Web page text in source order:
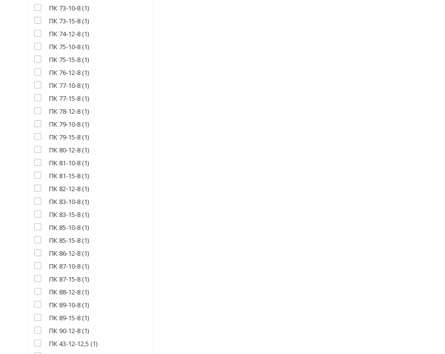
ПК 73-10-8 (1)
ПК 73-15-8 (1)
ПК 74-12-8 (1)
ПК 75-10-8 (1)
ПК 75-15-8 (1)
ПК 76-12-8 (1)
ПК 77-10-8 (1)
ПК 77-15-8 (1)
ПК 78-12-8 (1)
ПК 79-10-8 (1)
ПК 79-15-8 (1)
ПК 80-12-8 (1)
ПК 81-10-8 (1)
ПК 81-15-8 (1)
ПК 82-12-8 (1)
ПК 83-10-8 (1)
ПК 83-15-8 (1)
ПК 85-10-8 (1)
ПК 85-15-8 (1)
ПК 86-12-8 (1)
ПК 87-10-8 (1)
ПК 87-15-8 (1)
ПК 88-12-8 (1)
ПК 89-10-8 (1)
ПК 89-15-8 (1)
ПК 90-12-8 (1)
ПК 43-12-12,5 (1)